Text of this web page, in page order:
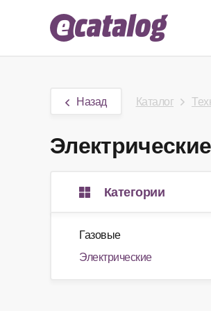
Назад Каталог
Категории
Газовые
Электрические